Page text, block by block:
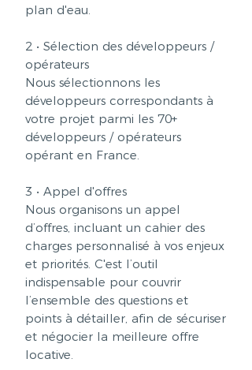
plan d'eau.
2 • Sélection des développeurs /
opérateurs
Nous sélectionnons les
développeurs correspondants à
votre projet parmi les 70+
développeurs / opérateurs
opérant en France.
3 • Appel d'offres
Nous organisons un appel
d’offres, incluant un cahier des
charges personnalisé à vos enjeux
et priorités. C'est l’outil
indispensable pour couvrir
l’ensemble des questions et
points à détailler, afin de sécuriser
et négocier la meilleure offre
locative.